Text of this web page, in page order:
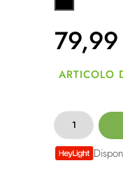
79,99
ARTICOLO